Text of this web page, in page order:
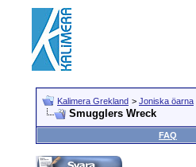
Kalimera Grekland > Joniska öarna
Smugglers Wreck
FAQ